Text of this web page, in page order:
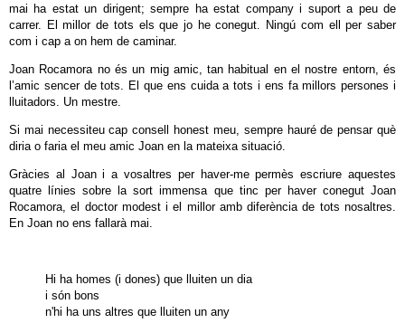
mai ha estat un dirigent; sempre ha estat company i suport a peu de
carrer. El millor de tots els que jo he conegut. Ningú com ell per saber
com i cap a on hem de caminar.
Joan Rocamora no és un mig amic, tan habitual en el nostre entorn, és
l’amic sencer de tots. El que ens cuida a tots i ens fa millors persones i
lluitadors. Un mestre.
Si mai necessiteu cap consell honest meu, sempre hauré de pensar què
diria o faria el meu amic Joan en la mateixa situació.
Gràcies al Joan i a vosaltres per haver-me permès escriure aquestes
quatre línies sobre la sort immensa que tinc per haver conegut Joan
Rocamora, el doctor modest i el millor amb diferència de tots nosaltres.
En Joan no ens fallarà mai.
Hi ha homes (i dones) que lluiten un dia
i són bons
n'hi ha uns altres que lluiten un any